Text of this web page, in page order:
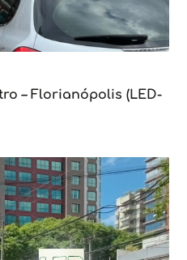
– Florianópolis (LED-